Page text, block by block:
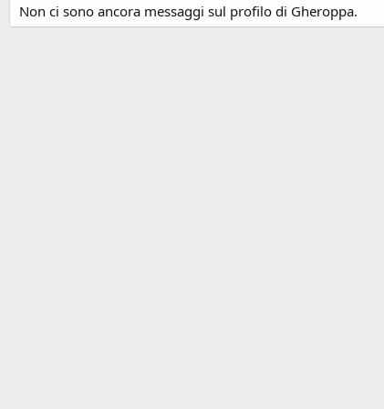
Non ci sono ancora messaggi sul profilo di Gheroppa.